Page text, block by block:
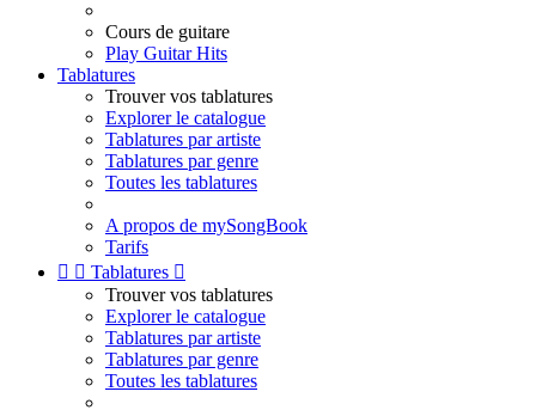
Cours de guitare
Play Guitar Hits
Tablatures
Trouver vos tablatures
Explorer le catalogue
Tablatures par artiste
Tablatures par genre
Toutes les tablatures
A propos de mySongBook
Tarifs
  Tablatures 
Trouver vos tablatures
Explorer le catalogue
Tablatures par artiste
Tablatures par genre
Toutes les tablatures